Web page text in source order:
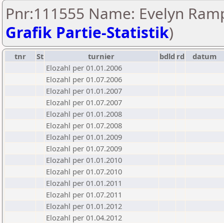
Pnr:111555 Name: Evelyn
Grafik Partie-Statistik)
tnr St turnier bdld rd
datum
Elozahl per 01.01.2006
Elozahl per 01.07.2006
Elozahl per 01.01.2007
Elozahl per 01.07.2007
Elozahl per 01.01.2008
Elozahl per 01.07.2008
Elozahl per 01.01.2009
Elozahl per 01.07.2009
Elozahl per 01.01.2010
Elozahl per 01.07.2010
Elozahl per 01.01.2011
Elozahl per 01.07.2011
Elozahl per 01.01.2012
Elozahl per 01.04.2012